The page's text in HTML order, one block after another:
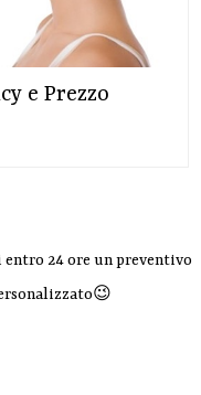
e Prezzo
entro 24 ore un preventivo